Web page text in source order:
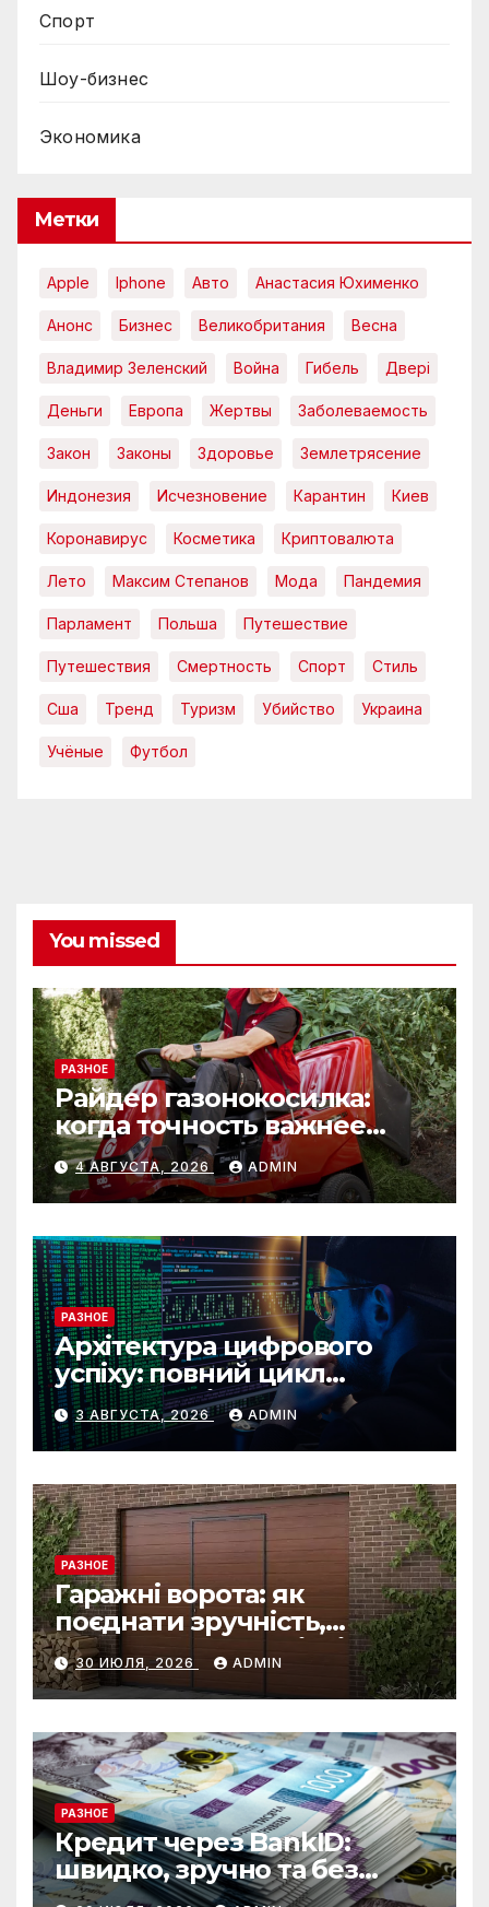
Спорт
Шоу-бизнес
Экономика
Метки
Apple Iphone Авто Анастасия Юхименко
Анонс Бизнес Великобритания Весна
Владимир Зеленский Война Гибель Двері
Деньги Европа Жертвы Заболеваемость
Закон Законы Здоровье Землетрясение
Индонезия Исчезновение Карантин Киев
Коронавирус Косметика Криптовалюта
Лето Максим Степанов Мода Пандемия
Парламент Польша Путешествие
Путешествия Смертность Спорт Стиль
Сша Тренд Туризм Убийство Украина
Учёные Футбол
You missed
РАЗНОЕ
Райдер газонокосилка:
когда точность важнее
скорости
4 АВГУСТА, 2026 ADMIN
РАЗНОЕ
Архітектура цифрового
успіху: повний цикл
розробки від IST Group
3 АВГУСТА, 2026 ADMIN
РАЗНОЕ
Гаражні ворота: як
поєднати зручність,
безпеку та довговічність
30 ИЮЛЯ, 2026 ADMIN
РАЗНОЕ
Кредит через BankID:
швидко, зручно та без
зайвих формальностей